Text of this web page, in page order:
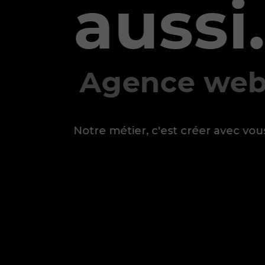
aussi.
Agence web
Notre métier, c'est créer avec vous votre